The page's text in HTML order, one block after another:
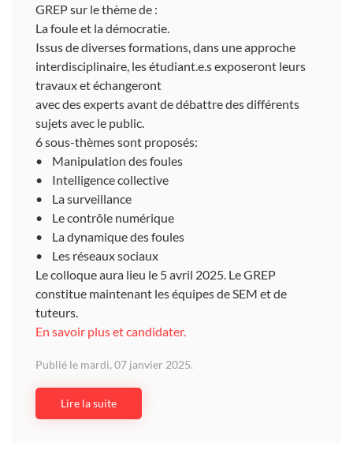
GREP sur le thème de :
La foule et la démocratie.
Issus de diverses formations, dans une approche
interdisciplinaire, les étudiant.e.s exposeront leurs
travaux et échangeront
avec des experts avant de débattre des différents
sujets avec le public.
6 sous-thèmes sont proposés:
• Manipulation des foules
• Intelligence collective
• La surveillance
• Le contrôle numérique
• La dynamique des foules
• Les réseaux sociaux
Le colloque aura lieu le 5 avril 2025. Le GREP
constitue maintenant les équipes de SEM et de
tuteurs.
En savoir plus et candidater.
Publié le mardi, 07 janvier 2025.
Lire la suite